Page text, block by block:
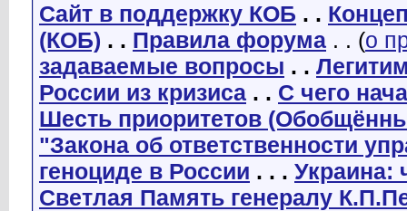
Сайт в поддержку КОБ . .
(КОБ) . . Правила форума . . (о
задаваемые вопросы . .
России из кризиса . . С чего
Шесть приоритетов
"Закона об ответственности
геноциде в России . . . Украина:
Светлая Память генералу